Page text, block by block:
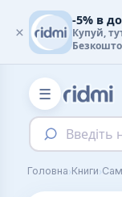
☰
Введіть
Головна›Книги›
×
-5% в
Купуй,